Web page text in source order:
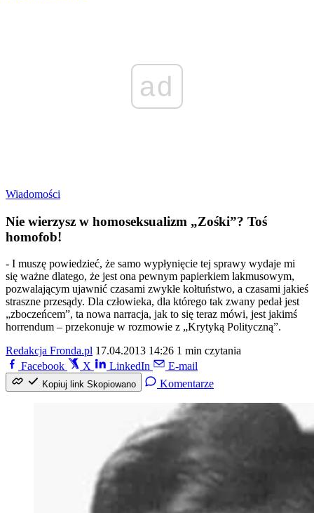
ad
Wiadomości
Nie wierzysz w homoseksualizm „Zośki”? Toś
homofob!
- I muszę powiedzieć, że samo wypłynięcie tej sprawy wydaje mi
się ważne dlatego, że jest ona pewnym papierkiem lakmusowym,
pozwalającym ujawnić czasami zwykłe kołtuństwo, a czasami jakieś
straszne przesądy. Dla człowieka, dla którego tak zwany pedał jest
„zboczeńcem”, ta nowa narracja, jak to się teraz mówi, jest jakimś
horrendum – przekonuje w rozmowie z „Krytyką Polityczną”.
Redakcja Fronda.pl 17.04.2013 14:26 1 min czytania
Facebook
X LinkedIn E-mail
Kopiuj link Skopiowano Komentarze